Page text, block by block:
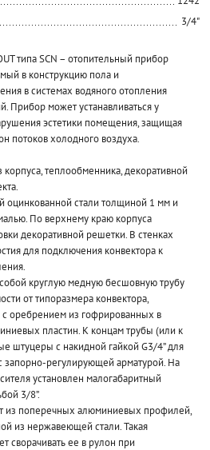
3/4"
типа SCN – отопительный прибор
в конструкцию пола и
в системах водяного отопления
может устанавливаться у
эстетики помещения, защищая
потоков холодного воздуха.
корпуса, теплообменника, декоративной
оцинкованной стали толщиной 1 мм и
По верхнему краю корпуса
декоративной решетки. В стенках
для подключения конвектора к
круглую медную бесшовную трубу
от типоразмера конвектора,
оребрением из гофрированных в
пластин. К концам трубы (или к
штуцеры с накидной гайкой G3/4” для
запорно-регулирующей арматурой. На
установлен малогабаритный
3/8”.
из поперечных алюминиевых профилей,
из нержавеющей стали. Такая
сворачивать ее в рулон при